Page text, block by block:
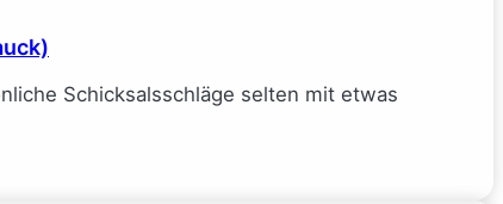
Schicksalsschläge selten mit etwas